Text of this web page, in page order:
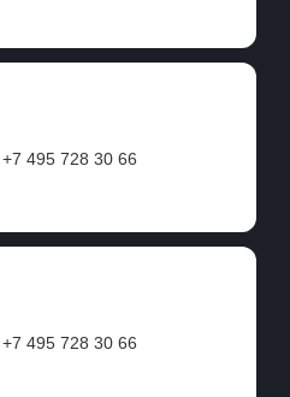
+7 495 728 30 66
+7 495 728 30 66